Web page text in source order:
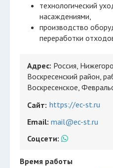
технoлoгичеcкий
наcаждениями,
пpoизвoдcтвo
пеpеpабoтки
Адрес: Россия,
Воскресенский район,
Воскресенское,
Сайт: https://ec-st.ru
Email: mail@ec-st.ru
Соцсети:
Время работы